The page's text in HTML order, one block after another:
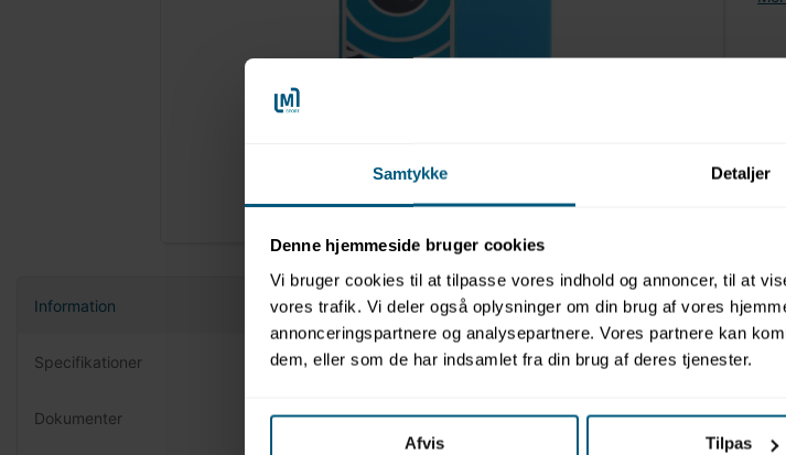
Samtykke Detaljer
Denne hjemmeside bruger cookies
Vi bruger cookies til at tilpasse vores indhold og annoncer, til at
vores trafik. Vi deler også oplysninger om din brug af vores
annonceringspartnere og analysepartnere. Vores partnere kan
dem, eller som de har indsamlet fra din brug af deres tjenester.
Afvis Tilpas
Information
Specifikationer
Dokumenter
Produktinformation
Mærke: Waterflex